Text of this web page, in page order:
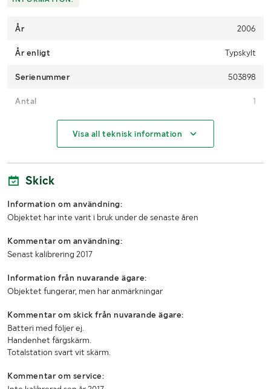
År 2006
År enligt Typskylt
Serienummer 503898
Antal 1
MÅTT OCH VIKT:
Höjd (mm)
Visa all teknisk information
Skick
Information om användning:
Objektet har inte varit i bruk under de senaste åren
Kommentar om användning:
Senast kalibrering 2017
Information från nuvarande ägare:
Objektet fungerar, men har anmärkningar
Kommentar om skick från nuvarande ägare:
Batteri med följer ej.
Handenhet färgskärm.
Totalstation svart vit skärm.
Kommentar om service: